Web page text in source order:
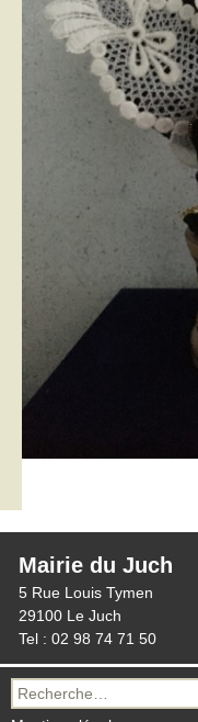
Mairie du Juch
5 Rue Louis Tymen
29100 Le Juch
Tel : 02 98 74 71 50
Recherche
pour :